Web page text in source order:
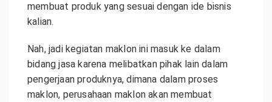
membuat produk yang sesuai dengan ide bisnis
kalian.
Nah, jadi kegiatan maklon ini masuk ke dalam
bidang jasa karena melibatkan pihak lain dalam
pengerjaan produknya, dimana dalam proses
maklon, perusahaan maklon akan membuat